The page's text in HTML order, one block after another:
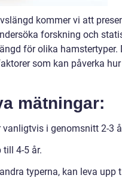
kommer vi att
forskning och
för olika hamstertyper.
som kan påverka
mätningar:
i genomsnitt 2-3
4-5 år.
typerna, kan leva upp